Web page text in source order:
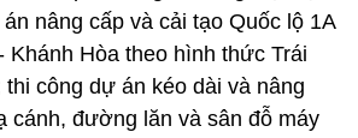
nâng cấp và cải tạo Quốc lộ 1A
Khánh Hòa theo hình thức Trái
công dự án kéo dài và nâng
cánh, đường lăn và sân đỗ máy